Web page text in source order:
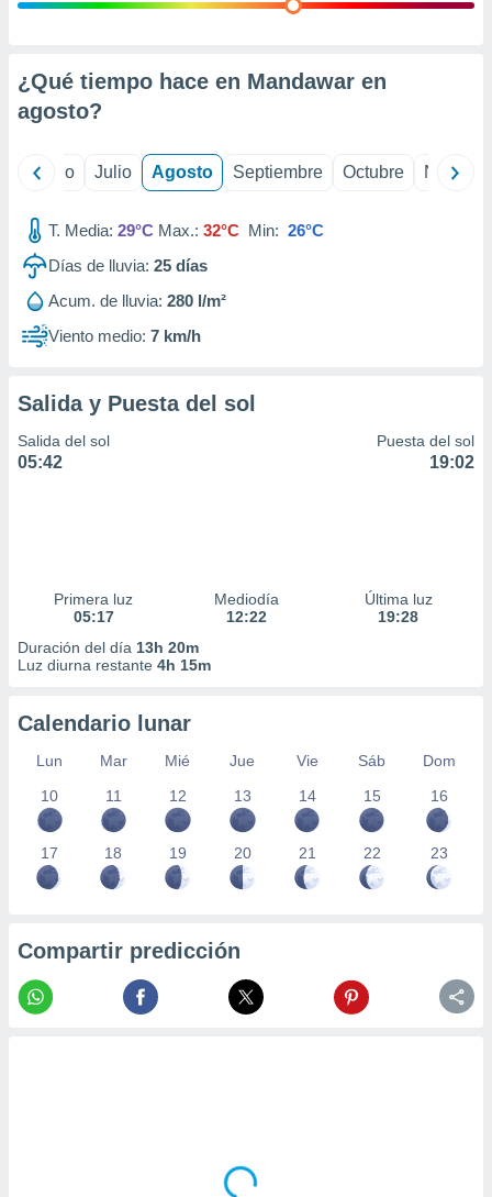
e
mediante
de
1199
¿Qué tiempo hace en Mandawar en
agosto?
Junio Julio Agosto Septiembre Octubre
T. Media: 29°C Max.: 32°C Min: 26°C
Días de lluvia: 25 días
Acum. de lluvia: 280 l/m²
Viento medio: 7 km/h
Salida y Puesta del sol
Salida del sol
05:42
Puesta del sol
19:02
Primera luz
05:17
Mediodía
12:22
Última luz
19:28
Duración del día 13h 20m
Luz diurna restante 4h 15m
Calendario lunar
Lun Mar Mié Jue Vie Sáb
Dom
10
11 12 13 14 15 16
17 18 19 20 21 22 23
Compartir predicción